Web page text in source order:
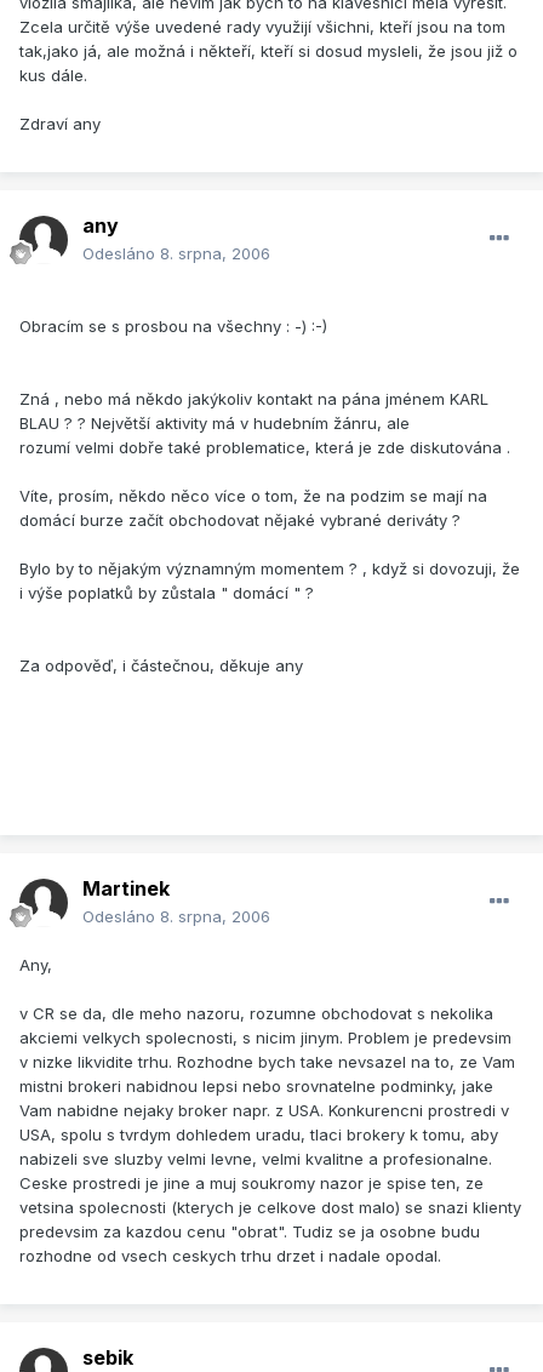
Zcela určitě výše uvedené rady využijí všichni, kteří jsou na tom
tak,jako já, ale možná i někteří, kteří si dosud mysleli, že jsou již o
kus dále.
Zdraví any
any
Odesláno 8. srpna, 2006
Obracím se s prosbou na všechny : -) :-)
Zná , nebo má někdo jakýkoliv kontakt na pána jménem KARL
BLAU ? ? Největší aktivity má v hudebním žánru, ale
rozumí velmi dobře také problematice, která je zde diskutována .
Víte, prosím, někdo něco více o tom, že na podzim se mají na
domácí burze začít obchodovat nějaké vybrané deriváty ?
Bylo by to nějakým významným momentem ? , když si dovozuji, že
i výše poplatků by zůstala " domácí " ?
Za odpověď, i částečnou, děkuje any
Martinek
Odesláno 8. srpna, 2006
Any,
v CR se da, dle meho nazoru, rozumne obchodovat s nekolika
akciemi velkych spolecnosti, s nicim jinym. Problem je predevsim
v nizke likvidite trhu. Rozhodne bych take nevsazel na to, ze Vam
mistni brokeri nabidnou lepsi nebo srovnatelne podminky, jake
Vam nabidne nejaky broker napr. z USA. Konkurencni prostredi v
USA, spolu s tvrdym dohledem uradu, tlaci brokery k tomu, aby
nabizeli sve sluzby velmi levne, velmi kvalitne a profesionalne.
Ceske prostredi je jine a muj soukromy nazor je spise ten, ze
vetsina spolecnosti (kterych je celkove dost malo) se snazi klienty
predevsim za kazdou cenu "obrat". Tudiz se ja osobne budu
rozhodne od vsech ceskych trhu drzet i nadale opodal.
sebik